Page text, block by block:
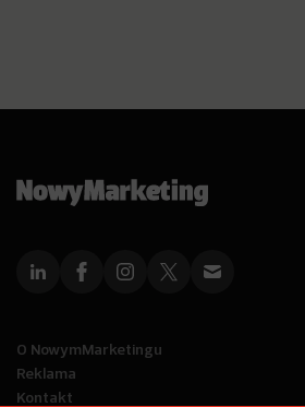
O NowymMarketingu
Reklama
Kontakt